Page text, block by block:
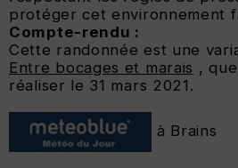
protéger cet environnement
Compte-rendu :
Cette randonnée est une
Entre bocages et marais ,
réaliser le 31 mars 2021.
à Brains